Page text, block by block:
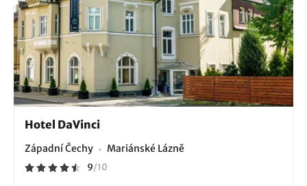
Hotel DaVinci
Západní Čechy Mariánské Lázně
9/10